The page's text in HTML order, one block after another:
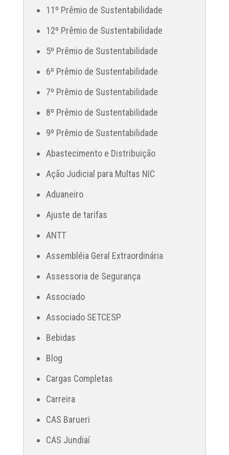
11º Prêmio de Sustentabilidade
12º Prêmio de Sustentabilidade
5º Prêmio de Sustentabilidade
6º Prêmio de Sustentabilidade
7º Prêmio de Sustentabilidade
8º Prêmio de Sustentabilidade
9º Prêmio de Sustentabilidade
Abastecimento e Distribuição
Ação Judicial para Multas NIC
Aduaneiro
Ajuste de tarifas
ANTT
Assembléia Geral Extraordinária
Assessoria de Segurança
Associado
Associado SETCESP
Bebidas
Blog
Cargas Completas
Carreira
CAS Barueri
CAS Jundiaí